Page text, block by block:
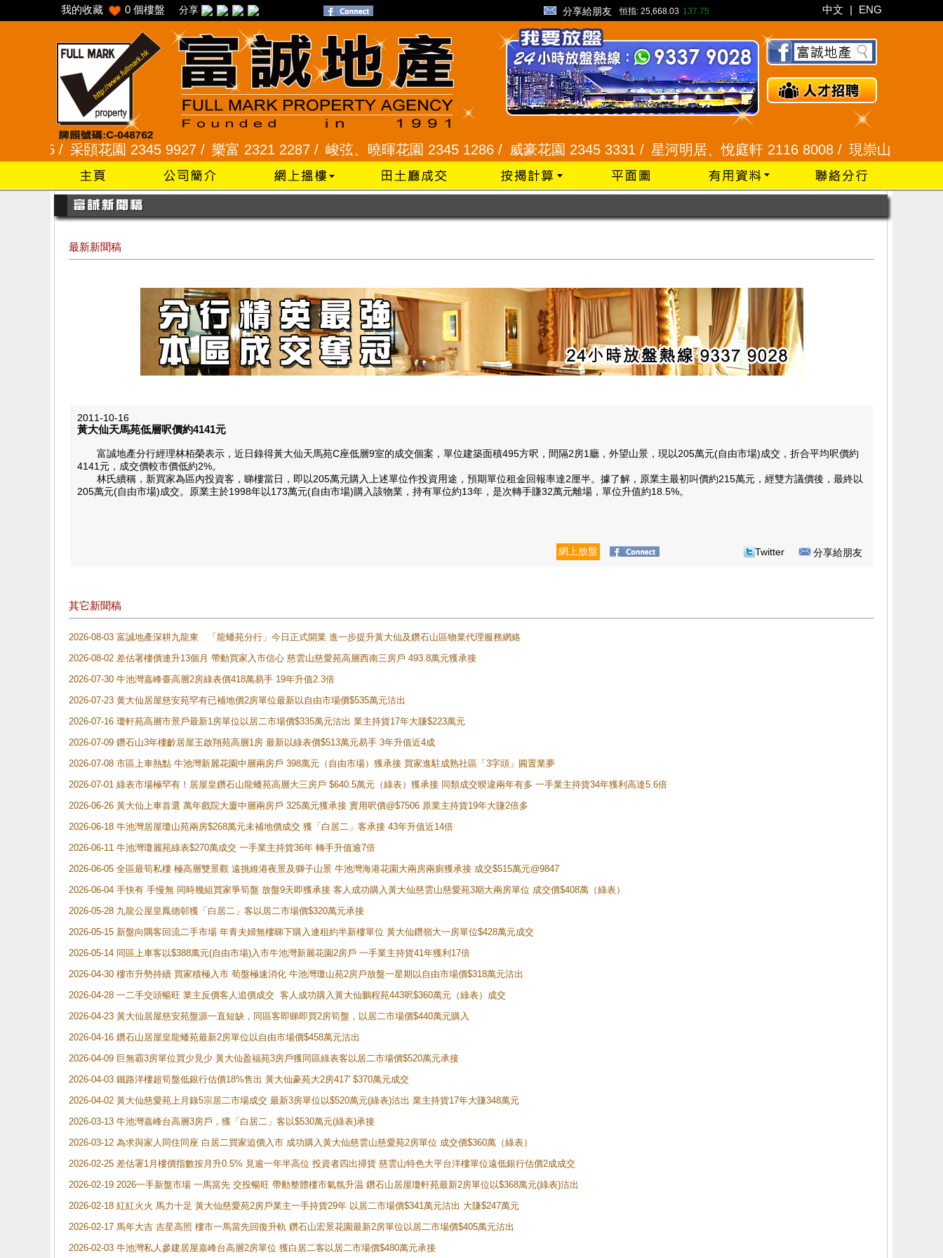
我的收藏 0 個樓盤 分享 分享給朋友 恒指: 25,668.03 137.75 中文 | ENG
采頣花園 2345 9927 /樂富 2321 2287 /峻弦、曉暉花園 2345 1286 /威豪花園 2345 3331 /星河明居、悅庭軒 2116 8008 /現崇山、譽港灣
最新新聞稿
2011-10-16
黃大仙天馬苑低層呎價約4141元
富誠地產分行經理林栢榮表示，近日錄得黃大仙天馬苑C座低層9室的成交個案，單位建築面積495方呎，間隔2房1廳，外望山景，現以205萬元(自由市場)成交，折合平均呎價約
4141元，成交價較市價低約2%。
林氏續稱，新買家為區內投資客，睇樓當日，即以205萬元購入上述單位作投資用途，預期單位租金回報率達2厘半。據了解，原業主最初叫價約215萬元，經雙方議價後，最終以
205萬元(自由市場)成交。原業主於1998年以173萬元(自由市場)購入該物業，持有單位約13年，是次轉手賺32萬元離場，單位升值約18.5%。
網上放盤 Twitter 分享給朋友
其它新聞稿
2026-08-03 富誠地產深耕九龍東 「龍蟠苑分行」今日正式開業 進一步提升黃大仙及鑽石山區物業代理服務網絡
2026-08-02 差估署樓價連升13個月 帶動買家入市信心 慈雲山慈愛苑高層西南三房戶 493.8萬元獲承接
2026-07-30 牛池灣嘉峰臺高層2房綠表價418萬易手 19年升值2.3倍
2026-07-23 黄大仙居屋慈安苑罕有已補地價2房單位最新以自由市場價$535萬元沽出
2026-07-16 瓊軒苑高層市景戶最新1房單位以居二市場價$335萬元沽出 業主持貨17年大賺$223萬元
2026-07-09 鑽石山3年樓齡居屋王啟翔苑高層1房 最新以綠表價$513萬元易手 3年升值近4成
2026-07-08 市區上車熱點 牛池灣新麗花園中層兩房戶 398萬元（自由市場）獲承接 買家進駐成熟社區「3字頭」圓置業夢
2026-07-01 綠表市場極罕有！居屋皇鑽石山龍蟠苑高層大三房戶 $640.5萬元（綠表）獲承接 同類成交暌違兩年有多 一手業主持貨34年獲利高達5.6倍
2026-06-26 黃大仙上車首選 萬年戲院大廈中層兩房戶 325萬元獲承接 實用呎價@$7506 原業主持貨19年大賺2倍多
2026-06-18 牛池灣居屋瓊山苑兩房$268萬元未補地價成交 獲「白居二」客承接 43年升值近14倍
2026-06-11 牛池灣瓊麗苑綠表$270萬成交 一手業主持貨36年 轉手升值逾7倍
2026-06-05 全區最筍私樓 極高層雙景觀 遠挑維港夜景及獅子山景 牛池灣海港花園大兩房兩廁獲承接 成交$515萬元@9847
2026-06-04 手快有 手慢無 同時幾組買家爭筍盤 放盤9天即獲承接 客人成功購入黃大仙慈雲山慈愛苑3期大兩房單位 成交價$408萬（綠表）
2026-05-28 九龍公屋皇鳳德邨獲「白居二」客以居二市場價$320萬元承接
2026-05-15 新盤向隅客回流二手市場 年青夫婦無樓睇下購入連租約半新樓單位 黃大仙鑽嶺大一房單位$428萬元成交
2026-05-14 同區上車客以$388萬元(自由市場)入市牛池灣新麗花園2房戶 一手業主持貨41年獲利17倍
2026-04-30 樓市升勢持續 買家積極入市 荀盤極速消化 牛池灣瓊山苑2房戶放盤一星期以自由市場價$318萬元沽出
2026-04-28 一二手交頭暢旺 業主反價客人追價成交 客人成功購入黃大仙鵬程苑443呎$360萬元（綠表）成交
2026-04-23 黃大仙居屋慈安苑盤源一直短缺，同區客即睇即買2房筍盤，以居二市場價$440萬元購入
2026-04-16 鑽石山居屋皇龍蟠苑最新2房單位以自由市場價$458萬元沽出
2026-04-09 巨無霸3房單位買少見少 黃大仙盈福苑3房戶獲同區綠表客以居二市場價$520萬元承接
2026-04-03 鐵路洋樓超筍盤低銀行估價18%售出 黃大仙豪苑大2房417' $370萬元成交
2026-04-02 黃大仙慈愛苑上月錄5宗居二市場成交 最新3房單位以$520萬元(綠表)沽出 業主持貨17年大賺348萬元
2026-03-13 牛池灣嘉峰台高層3房戶，獲「白居二」客以$530萬元(綠表)承接
2026-03-12 為求與家人同住同座 白居二買家追價入市 成功購入黃大仙慈雲山慈愛苑2房單位 成交價$360萬（綠表）
2026-02-25 差估署1月樓價指數按月升0.5% 見逾一年半高位 投資者四出掃貨 慈雲山特色大平台洋樓單位遠低銀行估價2成成交
2026-02-19 2026一手新盤市場 一馬當先 交投暢旺 帶動整體樓市氣氛升温 鑽石山居屋瓊軒苑最新2房單位以$368萬元(綠表)沽出
2026-02-18 紅紅火火 馬力十足 黃大仙慈愛苑2房戶業主一手持貨29年 以居二市場價$341萬元沽出 大賺$247萬元
2026-02-17 馬年大吉 吉星高照 樓市一馬當先回復升軌 鑽石山宏景花園最新2房單位以居二市場價$405萬元沽出
2026-02-03 牛池灣私人參建居屋嘉峰台高層2房單位 獲白居二客以居二市場價$480萬元承接